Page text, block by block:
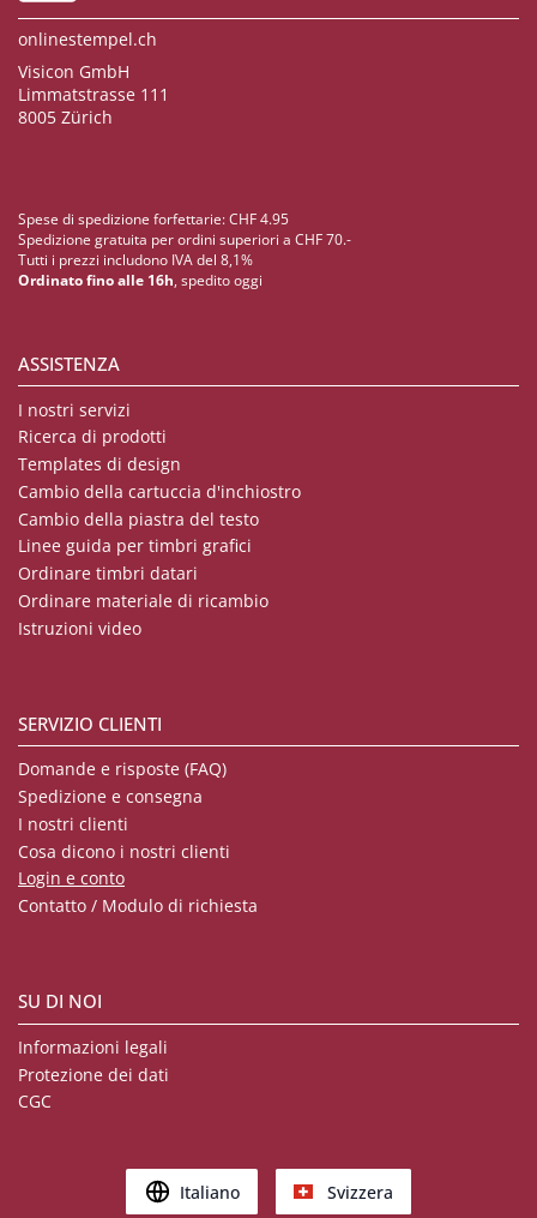
onlinestempel.ch
Visicon GmbH
Limmatstrasse 111
8005 Zürich
Spese di spedizione forfettarie: CHF 4.95
Spedizione gratuita per ordini superiori a CHF 70.-
Tutti i prezzi includono IVA del 8,1%
Ordinato fino alle 16h, spedito oggi
ASSISTENZA
I nostri servizi
Ricerca di prodotti
Templates di design
Cambio della cartuccia d'inchiostro
Cambio della piastra del testo
Linee guida per timbri grafici
Ordinare timbri datari
Ordinare materiale di ricambio
Istruzioni video
SERVIZIO CLIENTI
Domande e risposte (FAQ)
Spedizione e consegna
I nostri clienti
Cosa dicono i nostri clienti
Login e conto
Contatto / Modulo di richiesta
SU DI NOI
Informazioni legali
Protezione dei dati
CGC
Italiano Svizzera